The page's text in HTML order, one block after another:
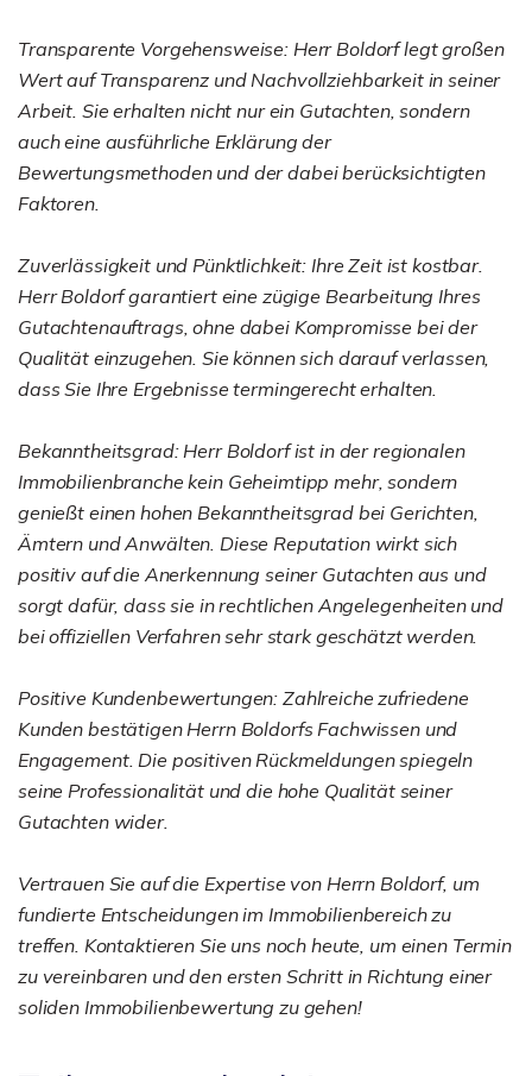
Transparente Vorgehensweise: Herr Boldorf legt großen
Wert auf Transparenz und Nachvollziehbarkeit in seiner
Arbeit. Sie erhalten nicht nur ein Gutachten, sondern
auch eine ausführliche Erklärung der
Bewertungsmethoden und der dabei berücksichtigten
Faktoren.
Zuverlässigkeit und Pünktlichkeit: Ihre Zeit ist kostbar.
Herr Boldorf garantiert eine zügige Bearbeitung Ihres
Gutachtenauftrags, ohne dabei Kompromisse bei der
Qualität einzugehen. Sie können sich darauf verlassen,
dass Sie Ihre Ergebnisse termingerecht erhalten.
Bekanntheitsgrad: Herr Boldorf ist in der regionalen
Immobilienbranche kein Geheimtipp mehr, sondern
genießt einen hohen Bekanntheitsgrad bei Gerichten,
Ämtern und Anwälten. Diese Reputation wirkt sich
positiv auf die Anerkennung seiner Gutachten aus und
sorgt dafür, dass sie in rechtlichen Angelegenheiten und
bei offiziellen Verfahren sehr stark geschätzt werden.
Positive Kundenbewertungen: Zahlreiche zufriedene
Kunden bestätigen Herrn Boldorfs Fachwissen und
Engagement. Die positiven Rückmeldungen spiegeln
seine Professionalität und die hohe Qualität seiner
Gutachten wider.
Vertrauen Sie auf die Expertise von Herrn Boldorf, um
fundierte Entscheidungen im Immobilienbereich zu
treffen. Kontaktieren Sie uns noch heute, um einen Termin
zu vereinbaren und den ersten Schritt in Richtung einer
soliden Immobilienbewertung zu gehen!